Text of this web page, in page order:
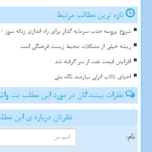
تازه ترین مطالب مرتبط
شروع پروسه جذب سرمایه گذار برای راه اندازی زباله سوز ۳۰۰ تنی اصفهان
ریشه خیلی از مشکلات محیط زیست فرهنگی است
افزایش قیمت نفت از سر گرفته شد
احیای تالاب انزلی نیازمند نگاه ملی
نظرات بینندگان در مورد این مطلب نت
نظرتان درباره ی این
نام: